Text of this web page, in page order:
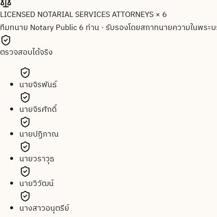
LICENSED NOTARIAL SERVICES ATTORNEYS × 6
ทีมทนาย Notary Public 6 ท่าน· รับรองโดยสภาทนายความในพระ
ตรวจสอบได้จริง
นายจิรพันธ์
นายจิรศักดิ์
นายปฏิภาณ
นายวราวุธ
นายวิวัฒน์
นางสาวอนุตรีย์